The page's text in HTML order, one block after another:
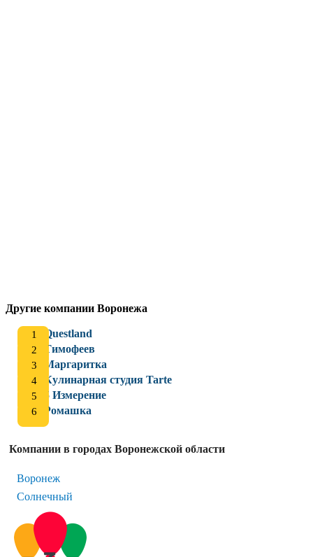
Другие компании Воронежа
Questland
Тимофеев
Маргаритка
Кулинарная студия Tarte
5 Измерение
Ромашка
Компании в городах Воронежской области
Воронеж
Солнечный